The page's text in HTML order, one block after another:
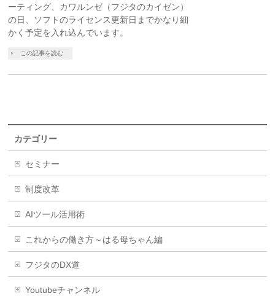
ーティング、カワルンゼ（フジタのカイゼン）
の日、ソフトのライセンス更新日までかなり細
かく予定を入れ込んでいます。
この記事を読む
カテゴリー
セミナー
制度改革
AIツール活用術
これからの働き方～はる母ちゃん編
フジタのDX道
Youtubeチャンネル